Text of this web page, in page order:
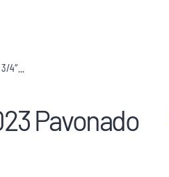
4″...
Pavonado